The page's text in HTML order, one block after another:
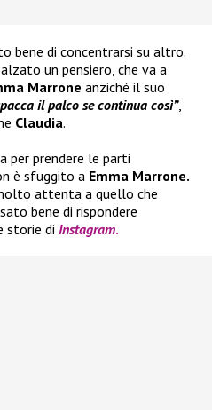
bene di concentrarsi su altro.
un pensiero, che va a
Marrone anziché il suo
il palco se continua così”,
Claudia.
per prendere le parti
è sfuggito a Emma Marrone.
attenta a quello che
bene di rispondere
storie di Instagram.